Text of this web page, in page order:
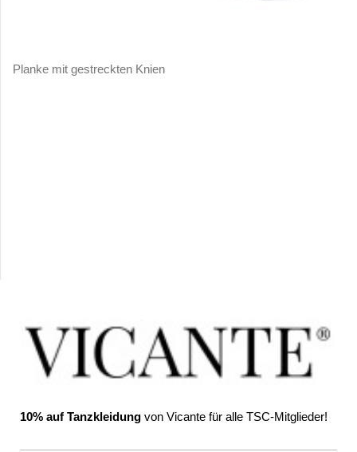
Planke mit gestreckten Knien
10% auf Tanzkleidung von Vicante für alle TSC-Mitglieder!